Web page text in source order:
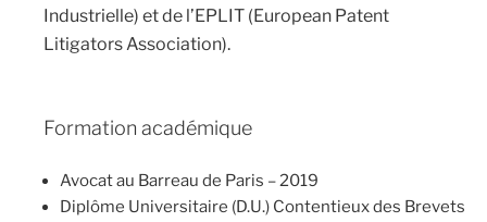
Industrielle) et de l’EPLIT (European Patent
Litigators Association).
Formation académique
Avocat au Barreau de Paris – 2019
Diplôme Universitaire (D.U.) Contentieux des Brevets